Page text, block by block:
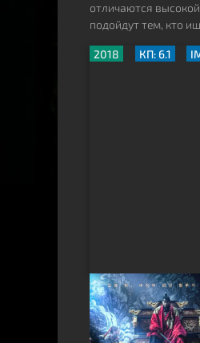
отличаются
подойдут тем, кто
Прорыв
2018 КП: 6.1